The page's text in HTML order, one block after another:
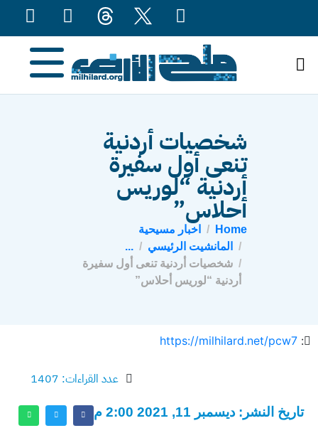
شخصيات أردنية
تنعى أول سفيرة
أردنية “لوريس
أحلاس”
Home
اخبار مسيحية
المانشيت الرئيسي
...
شخصيات أردنية تنعى أول سفيرة
أردنية “لوريس أحلاس”
:
https://milhilard.net/pcw7
عدد القراءات: 1407
تاريخ النشر: ديسمبر 11, 2021 2:00 م